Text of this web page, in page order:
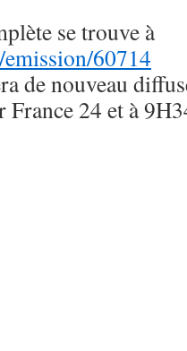
se trouve à
60714
de nouveau
France 24 et à